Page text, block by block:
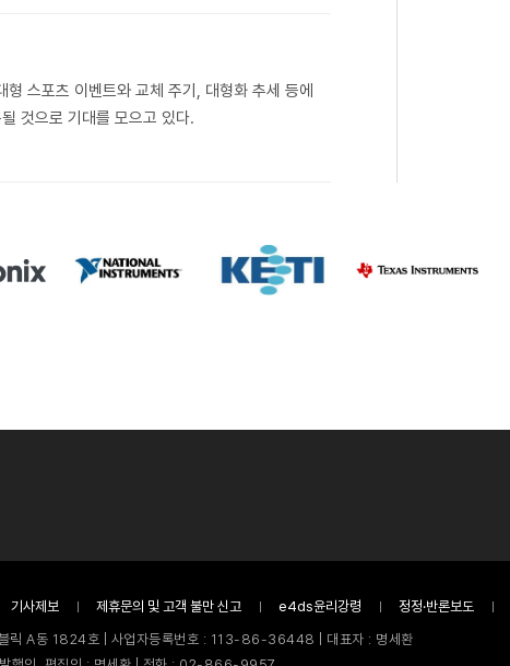
스포츠 이벤트와 교체 주기, 대형화 추세 등에
것으로 기대를 모으고 있다.
기사제보 제휴문의 및 고객 불만 신고 e4ds윤리강령 정정·반론보도
릭 A동 1824호 | 사업자등록번호 : 113-86-36448 | 대표자 : 명세환